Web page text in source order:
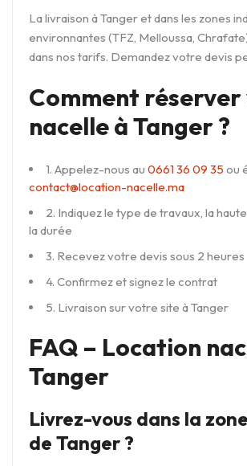
La livraison à Tanger et dans les zones
environnantes (TFZ, Melloussa,
dans nos tarifs. Demandez votre devis
Comment
nacelle à Tanger ?
1. Appelez-nous au 0661 36 09 35 ou
contact@location-nacelle.ma
2. Indiquez le type de travaux, la
la durée
3. Recevez votre devis sous 2 heures
4. Confirmez et signez le contrat
5. Livraison sur votre site à Tanger
FAQ – Location
Tanger
Livrez-vous dans la
de Tanger ?